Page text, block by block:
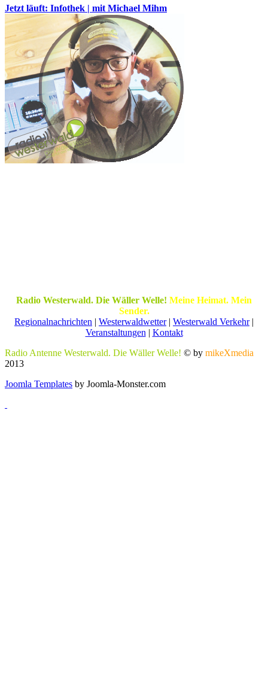
Jetzt läuft: Infothek | mit Michael Mihm
Radio Westerwald. Die Wäller Welle! Meine Heimat. Mein
Sender.
Regionalnachrichten | Westerwaldwetter| Westerwald Verkehr|
Veranstaltungen | Kontakt
Radio Antenne Westerwald. Die Wäller Welle! © by mikeXmedia
2013
Joomla Templates by Joomla-Monster.com